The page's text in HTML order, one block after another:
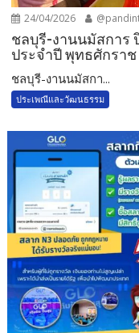
24/04/2026
ชลบุรี-งานนมัสการ
ประจำปี พุทธศักรา
ชลบุรี-งานนมัสกา...
ประเพณีและวัฒนธรรม